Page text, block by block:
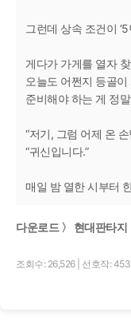
그런데 상속 조건이
게다가 가게를 열자
오늘도 어쩐지 등골
준비해야 하는 게 정
“저기, 그럼 어제 온
“귀신입니다.”
매일 밤 열한 시부터
다운로드 〉 현대판타지
조회수: 26,526 선호작: 453